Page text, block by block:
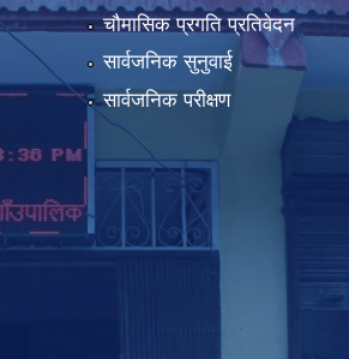
चौमासिक प्रगति प्रतिवेदन
सार्वजनिक सुनुवाई
सार्वजनिक परीक्षण